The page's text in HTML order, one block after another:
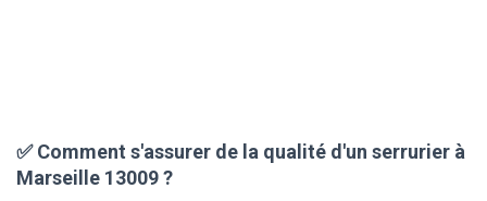
✅ Comment s'assurer de la qualité d'un serrurier à
Marseille 13009 ?